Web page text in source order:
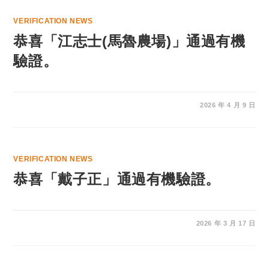
VERIFICATION NEWS
恭喜「江志士(馬魯農場)」通過有機
驗證。
2026 年 4 月 9 日
VERIFICATION NEWS
恭喜「戴子正」通過有機驗證。
2026 年 3 月 17 日